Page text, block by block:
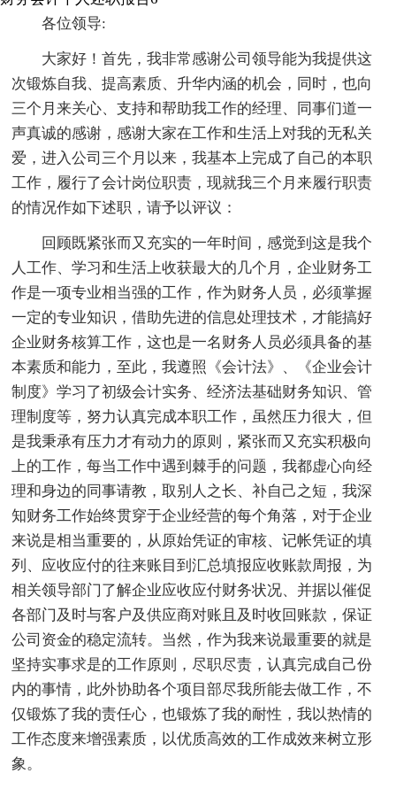
各位领导:
大家好！首先，我非常感谢公司领导能为我提供这
次锻炼自我、提高素质、升华内涵的机会，同时，也向
三个月来关心、支持和帮助我工作的经理、同事们道一
声真诚的感谢，感谢大家在工作和生活上对我的无私关
爱，进入公司三个月以来，我基本上完成了自己的本职
工作，履行了会计岗位职责，现就我三个月来履行职责
的情况作如下述职，请予以评议：
回顾既紧张而又充实的一年时间，感觉到这是我个
人工作、学习和生活上收获最大的几个月，企业财务工
作是一项专业相当强的工作，作为财务人员，必须掌握
一定的专业知识，借助先进的信息处理技术，才能搞好
企业财务核算工作，这也是一名财务人员必须具备的基
本素质和能力，至此，我遵照《会计法》、《企业会计
制度》学习了初级会计实务、经济法基础财务知识、管
理制度等，努力认真完成本职工作，虽然压力很大，但
是我秉承有压力才有动力的原则，紧张而又充实积极向
上的工作，每当工作中遇到棘手的问题，我都虚心向经
理和身边的同事请教，取别人之长、补自己之短，我深
知财务工作始终贯穿于企业经营的每个角落，对于企业
来说是相当重要的，从原始凭证的审核、记帐凭证的填
列、应收应付的往来账目到汇总填报应收账款周报，为
相关领导部门了解企业应收应付财务状况、并据以催促
各部门及时与客户及供应商对账且及时收回账款，保证
公司资金的稳定流转。当然，作为我来说最重要的就是
坚持实事求是的工作原则，尽职尽责，认真完成自己份
内的事情，此外协助各个项目部尽我所能去做工作，不
仅锻炼了我的责任心，也锻炼了我的耐性，我以热情的
工作态度来增强素质，以优质高效的工作成效来树立形
象。